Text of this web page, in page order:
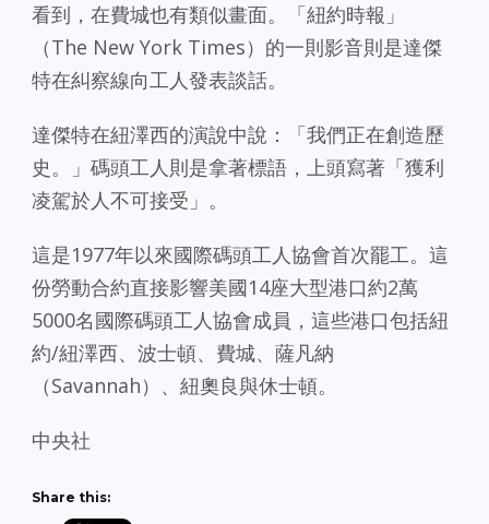
看到，在費城也有類似畫面。「紐約時報」
（The New York Times）的一則影音則是達傑
特在糾察線向工人發表談話。
達傑特在紐澤西的演說中說：「我們正在創造歷
史。」碼頭工人則是拿著標語，上頭寫著「獲利
凌駕於人不可接受」。
這是1977年以來國際碼頭工人協會首次罷工。這
份勞動合約直接影響美國14座大型港口約2萬
5000名國際碼頭工人協會成員，這些港口包括紐
約/紐澤西、波士頓、費城、薩凡納
（Savannah）、紐奧良與休士頓。
中央社
Share this: